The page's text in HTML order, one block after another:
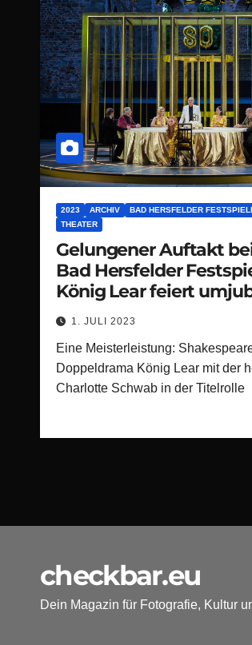
2023 ARCHIV BAD HERSFELDER
THEATER
Gelungener Auftakt
Bad Hersfelder
König Lear feiert
Premiere
1. JULI 2023
Eine Meisterleistung:
Doppeldrama König Lear mit der
Charlotte Schwab in der Titelrolle
checkbar.eu
Dein Magazin für Fotografie, Kultur